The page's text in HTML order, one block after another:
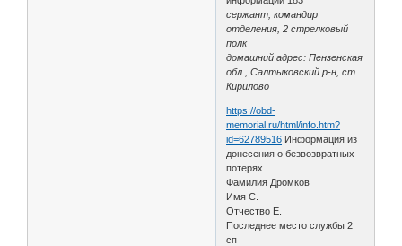
сержант, командир
отделения, 2 стрелковый
полк
домашний адрес: Пензенская
обл., Салтыковский р-н, ст.
Кирилово
https://obd-
memorial.ru/html/info.htm?
id=62789516 Информация из
донесения о безвозвратных
потерях
Фамилия Дромков
Имя С.
Отчество Е.
Последнее место службы 2
сп